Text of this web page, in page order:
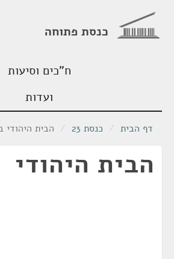
כנסת פתוחה
ח"כים וסיעות
ועדות
דף הבית / כנסת 23 / הבית היהודי
הבית היהודי